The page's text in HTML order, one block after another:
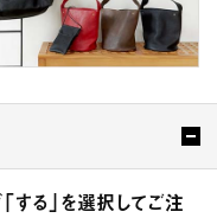
する」を選択してご注